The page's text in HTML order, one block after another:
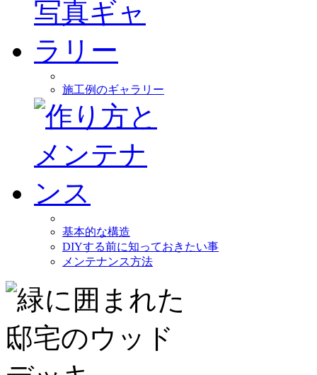
施工例のギャラリー
基本的な構造
DIYする前に知っておきたい事
メンテナンス方法